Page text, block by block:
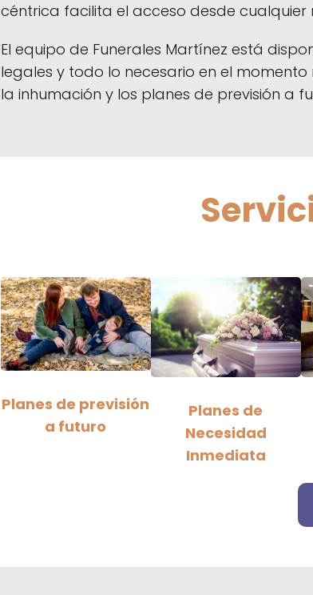
céntrica facilita el acceso desde
El equipo de Funerales Martínez está
legales y todo lo necesario en el
la inhumación y los planes de previsión a
Planes de previsión
a futuro
Planes de
Necesidad
Inmediata